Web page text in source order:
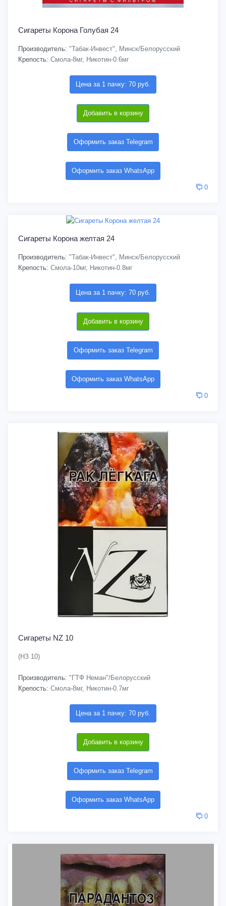
Сигареты Корона Голубая 24
Производитель: "Табак-Инвест", Минск/Белорусский
Крепость: Смола-8мг, Никотин-0.6мг
Цена за 1 пачку: 70 руб.
Добавить в корзину
Оформить заказ Telegram
Оформить заказ WhatsApp
0
Сигареты Корона желтая 24
Производитель: "Табак-Инвест", Минск/Белорусский
Крепость: Смола-10мг, Никотин-0.8мг
Цена за 1 пачку: 70 руб.
Добавить в корзину
Оформить заказ Telegram
Оформить заказ WhatsApp
0
Сигареты NZ 10
(НЗ 10)
Производитель: "ГТФ Неман"/Белорусский
Крепость: Смола-8мг, Никотин-0.7мг
Цена за 1 пачку: 70 руб.
Добавить в корзину
Оформить заказ Telegram
Оформить заказ WhatsApp
0